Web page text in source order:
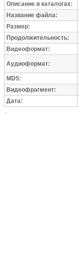
Описание в каталогах:
Название файла:
Размер:
Продолжительность:
Видеоформат:
Аудиоформат:
MD5:
Видеофрагмент:
Дата: